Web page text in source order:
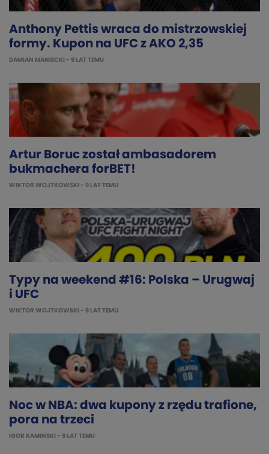
Anthony Pettis wraca do mistrzowskiej
formy. Kupon na UFC z AKO 2,35
DAMIAN MANIECKI - 9 LAT TEMU
Artur Boruc został ambasadorem
bukmachera forBET!
WIKTOR WOJTKOWSKI - 9 LAT TEMU
Typy na weekend #16: Polska – Urugwaj
i UFC
WIKTOR WOJTKOWSKI - 9 LAT TEMU
Noc w NBA: dwa kupony z rzędu trafione,
pora na trzeci
IGOR KAMINSKI - 9 LAT TEMU